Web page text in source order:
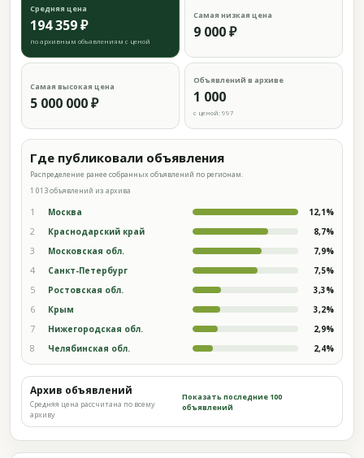
Средняя цена
194 359 ₽
по архивным объявлениям с ценой
Самая низкая цена
9 000 ₽
Самая высокая цена
5 000 000 ₽
Объявлений в архиве
1 000
с ценой: 997
Где публиковали объявления
Распределение ранее собранных объявлений по регионам.
1 013 объявлений из архива
1 Москва 12,1%
2 Краснодарский край 8,7%
3 Московская обл. 7,9%
4 Санкт-Петербург 7,5%
5 Ростовская обл. 3,3%
6 Крым 3,2%
7 Нижегородская обл. 2,9%
8 Челябинская обл. 2,4%
Архив объявлений
Средняя цена рассчитана по всему
архиву
Показать последние 100
объявлений